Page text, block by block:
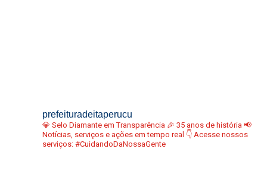
prefeituradeitaperucu
💎 Selo Diamante em Transparência 🎉 35 anos de história 📢
Notícias, serviços e ações em tempo real 👇 Acesse nossos
serviços: #CuidandoDaNossaGente